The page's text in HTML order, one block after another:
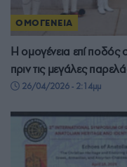
ΟΜΟΓΕΝΕΙΑ
Η ομογένεια επί
πριν τις μεγάλες
26/04/2026 - 2:14μμ